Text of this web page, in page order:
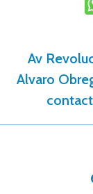
Av
Alvaro